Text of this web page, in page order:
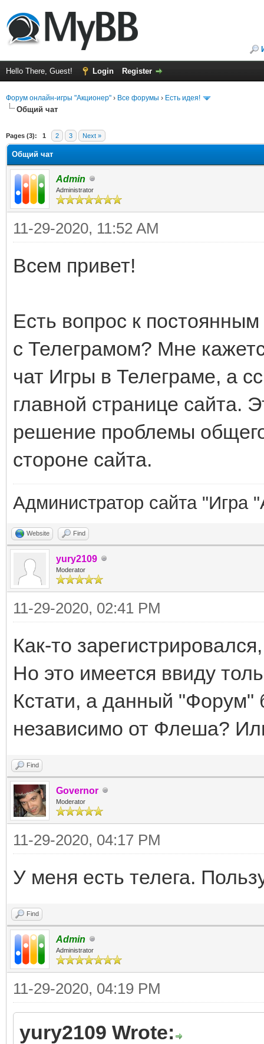
Hello There, Guest! Login Register
Форум онлайн-игры "Акционер" › Все форумы › Есть идея!
Общий чат
Pages (3): 1 2 3 Next »
Общий чат
Admin
Administrator
11-29-2020, 11:52 AM
Всем привет!
Есть вопрос к
с Телеграмом? Мне
чат Игры в Телеграме, а
главной странице сайта.
решение проблемы
стороне сайта.
Администратор сайта "Игра
Website Find
yury2109
Moderator
11-29-2020, 02:41 PM
Как-то
Но это имеется ввиду
Кстати, а данный "Форум"
независимо от Флеша?
Find
Governor
Moderator
11-29-2020, 04:17 PM
У меня есть телега.
Find
Admin
Administrator
11-29-2020, 04:19 PM
yury2109 Wrote: